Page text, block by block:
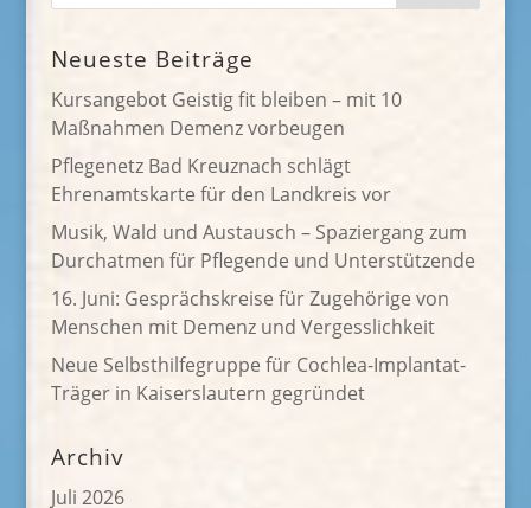
Neueste Beiträge
Kursangebot Geistig fit bleiben – mit 10
Maßnahmen Demenz vorbeugen
Pflegenetz Bad Kreuznach schlägt
Ehrenamtskarte für den Landkreis vor
Musik, Wald und Austausch – Spaziergang zum
Durchatmen für Pflegende und Unterstützende
16. Juni: Gesprächskreise für Zugehörige von
Menschen mit Demenz und Vergesslichkeit
Neue Selbsthilfegruppe für Cochlea-Implantat-
Träger in Kaiserslautern gegründet
Archiv
Juli 2026